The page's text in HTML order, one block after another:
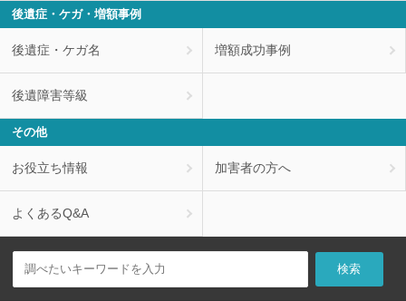
後遺症・ケガ・増額事例
後遺症・ケガ名 増額成功事例
後遺障害等級
その他
お役立ち情報 加害者の方へ
よくあるQ&A